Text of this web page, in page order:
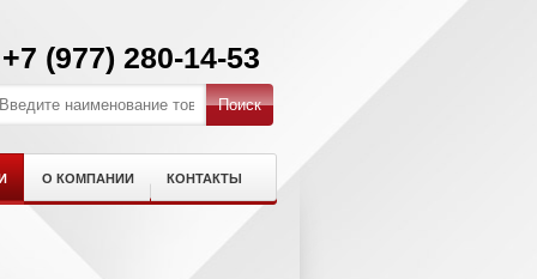
+7 (977) 280-14-53
О КОМПАНИИ КОНТАКТЫ